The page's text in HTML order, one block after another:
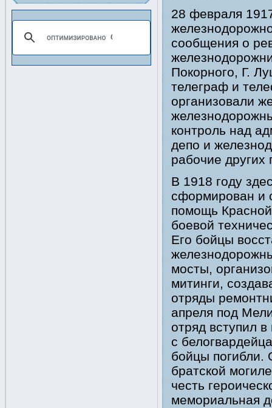
28 февраля
сообщения о
Покорного, Г.
телеграф и
организовали
контроль над
депо и
рабочие других
В 1918 году
сформирован и
помощь
боевой
Его бойцы
мосты,
митинги,
отряды
апреля под
отряд вступил
с
бойцы погибли.
братской
честь
мемориальная